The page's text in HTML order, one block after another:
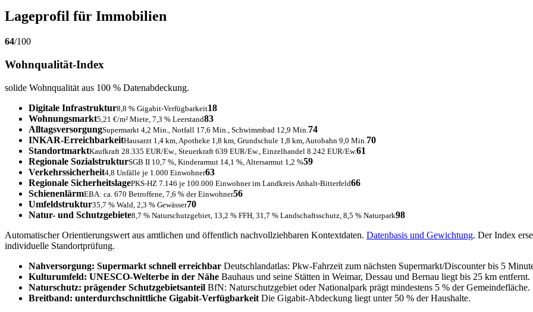
Lageprofil für Immobilien
64/100
Wohnqualität-Index
solide Wohnqualität aus 100 % Datenabdeckung.
Digitale Infrastruktur8,8 % Gigabit-Verfügbarkeit18
Wohnungsmarkt5,21 €/m² Miete, 7,3 % Leerstand83
AlltagsversorgungSupermarkt 4,2 Min., Notfall 17,6 Min., Schwimmbad 12,9 Min. 74
INKAR-ErreichbarkeitHausarzt 1,4 km, Apotheke 1,8 km, Grundschule 1,8 km, Autobahn 9,0 Min. 70
StandortmarktKaufkraft 28.335 EUR/Ew., Steuerkraft 639 EUR/Ew., Einzelhandel 8.242 EUR/Ew.61
Regionale SozialstrukturSGB II 10,7 %, Kinderarmut 14,1 %, Altersarmut 1,2 %59
Verkehrssicherheit4,8 Unfälle je 1.000 Einwohner63
Regionale SicherheitslagePKS-HZ 7.146 je 100.000 Einwohner im Landkreis Anhalt-Bitterfeld66
SchienenlärmEBA: ca. 670 Betroffene, 7,6 % der Einwohner56
Umfeldstruktur35,7 % Wald, 2,3 % Gewässer70
Natur- und Schutzgebiete8,7 % Naturschutzgebiet, 13,2 % FFH, 31,7 % Landschaftsschutz, 8,5 % Naturpark98
Automatischer Orientierungswert aus amtlichen und öffentlich nachvollziehbaren Kontextdaten. Datenbasis und Gewichtung. Der Index
individuelle Standortprüfung.
Nahversorgung: Supermarkt schnell erreichbar Deutschlandatlas: Pkw-Fahrzeit zum nächsten Supermarkt/Discounter bis 5
Kulturumfeld: UNESCO-Welterbe in der Nähe Bauhaus und seine Stätten in Weimar, Dessau und Bernau liegt bis 25 km entfernt.
Naturschutz: prägender Schutzgebietsanteil BfN: Naturschutzgebiet oder Nationalpark prägt mindestens 5 % der Gemeindefläche.
Breitband: unterdurchschnittliche Gigabit-Verfügbarkeit Die Gigabit-Abdeckung liegt unter 50 % der Haushalte.